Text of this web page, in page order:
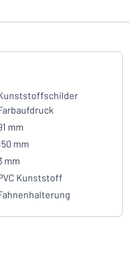
mm
mm
mm
Kunststoff